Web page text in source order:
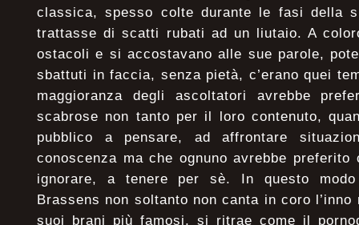
classica, spesso colte durante le fasi della
trattasse di scatti rubati ad un liutaio. A
ostacoli e si accostavano alle sue parole,
sbattuti in faccia, senza pietà, c’erano quei
maggioranza degli ascoltatori avrebbe
scabrose non tanto per il loro contenuto,
pubblico a pensare, ad affrontare
conoscenza ma che ognuno avrebbe
ignorare, a tenere per sè. In questo
Brassens non soltanto non canta in coro
suoi brani più famosi, si ritrae come il